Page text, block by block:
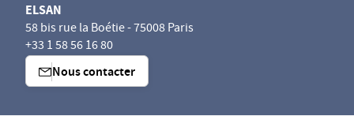
ELSAN
58 bis rue la Boétie - 75008 Paris
+33 1 58 56 16 80
Nous contacter